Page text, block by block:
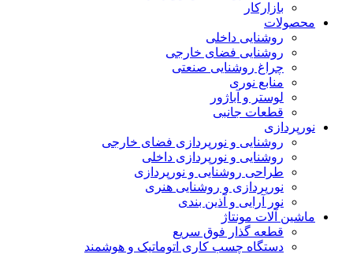
بازارکار
محصولات
روشنایی داخلی
روشنایی فضای خارجی
چراغ روشنایی صنعتی
منابع نوری
لوستر و آباژور
قطعات جانبی
نورپردازی
روشنایی و نورپردازی فضای خارجی
روشنایی و نورپردازی داخلی
طراحی روشنایی و نورپردازی
نورپردازی و روشنایی هنری
نور آرایی و آذین بندی
ماشین آلات مونتاژ
قطعه گذار فوق سریع
دستگاه چسب کاری اتوماتیک و هوشمند